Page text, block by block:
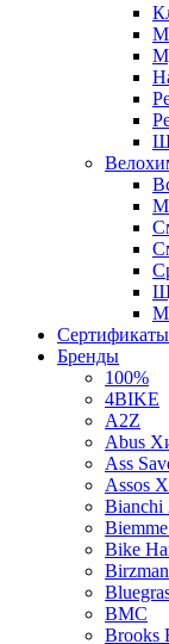
Сертификаты
Бренды
100%
4BIKE
A2Z
Abus
Ass
Assos
Bianchi
Biemme
Bike
Birzman
BMC
Brooks